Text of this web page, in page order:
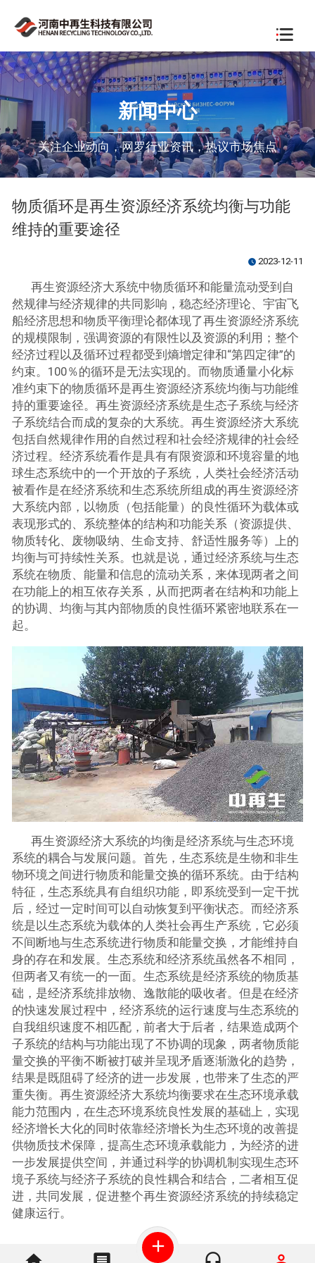
新闻中心
关注企业动向，网罗行业资讯，热议市场焦点
物质循环是再生资源经济系统均衡与功能
维持的重要途径
watch_later 2023-12-11
再生资源经济大系统中物质循环和能量流动受到自
然规律与经济规律的共同影响，稳态经济理论、宇宙飞
船经济思想和物质平衡理论都体现了再生资源经济系统
的规模限制，强调资源的有限性以及资源的利用；整个
经济过程以及循环过程都受到熵增定律和“第四定律”的
约束。100％的循环是无法实现的。而物质通量小化标
准约束下的物质循环是再生资源经济系统均衡与功能维
持的重要途径。再生资源经济系统是生态子系统与经济
子系统结合而成的复杂的大系统。再生资源经济大系统
包括自然规律作用的自然过程和社会经济规律的社会经
济过程。经济系统看作是具有有限资源和环境容量的地
球生态系统中的一个开放的子系统，人类社会经济活动
被看作是在经济系统和生态系统所组成的再生资源经济
大系统内部，以物质（包括能量）的良性循环为载体或
表现形式的、系统整体的结构和功能关系（资源提供、
物质转化、废物吸纳、生命支持、舒适性服务等）上的
均衡与可持续性关系。也就是说，通过经济系统与生态
系统在物质、能量和信息的流动关系，来体现两者之间
在功能上的相互依存关系，从而把两者在结构和功能上
的协调、均衡与其内部物质的良性循环紧密地联系在一
起。
再生资源经济大系统的均衡是经济系统与生态环境
系统的耦合与发展问题。首先，生态系统是生物和非生
物环境之间进行物质和能量交换的循环系统。由于结构
特征，生态系统具有自组织功能，即系统受到一定干扰
后，经过一定时间可以自动恢复到平衡状态。而经济系
统是以生态系统为载体的人类社会再生产系统，它必须
不间断地与生态系统进行物质和能量交换，才能维持自
身的存在和发展。生态系统和经济系统虽然各不相同，
但两者又有统一的一面。生态系统是经济系统的物质基
础，是经济系统排放物、逸散能的吸收者。但是在经济
的快速发展过程中，经济系统的运行速度与生态系统的
自我组织速度不相匹配，前者大于后者，结果造成两个
子系统的结构与功能出现了不协调的现象，两者物质能
量交换的平衡不断被打破并呈现矛盾逐渐激化的趋势，
结果是既阻碍了经济的进一步发展，也带来了生态的严
重失衡。再生资源经济大系统均衡要求在生态环境承载
能力范围内，在生态环境系统良性发展的基础上，实现
经济增长大化的同时依靠经济增长为生态环境的改善提
供物质技术保障，提高生态环境承载能力，为经济的进
一步发展提供空间，并通过科学的协调机制实现生态环
境子系统与经济子系统的良性耦合和结合，二者相互促
进，共同发展，促进整个再生资源经济系统的持续稳定
健康运行。
add